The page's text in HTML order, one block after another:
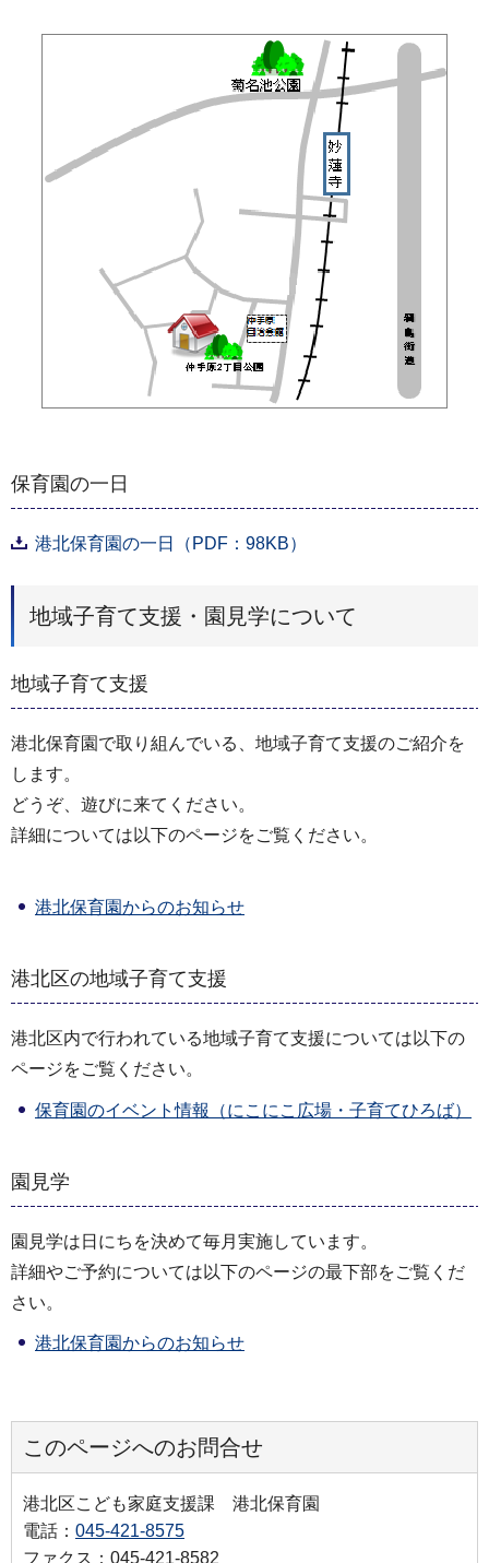
保育園の一日
港北保育園の一日（PDF：98KB）
地域子育て支援・園見学について
地域子育て支援
港北保育園で取り組んでいる、地域子育て支援のご紹介を
します。
どうぞ、遊びに来てください。
詳細については以下のページをご覧ください。
港北保育園からのお知らせ
港北区の地域子育て支援
港北区内で行われている地域子育て支援については以下の
ページをご覧ください。
保育園のイベント情報（にこにこ広場・子育てひろば）
園見学
園見学は日にちを決めて毎月実施しています。
詳細やご予約については以下のページの最下部をご覧くだ
さい。
港北保育園からのお知らせ
このページへのお問合せ
港北区こども家庭支援課 港北保育園
電話： 045-421-8575
ファクス：045-421-8582